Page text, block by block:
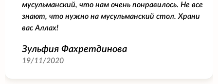
мусульманский, что нам очень понравилось. Не все
знают, что нужно на мусульманский стол. Храни
вас Аллах!
Зульфия Фахретдинова
19/11/2020